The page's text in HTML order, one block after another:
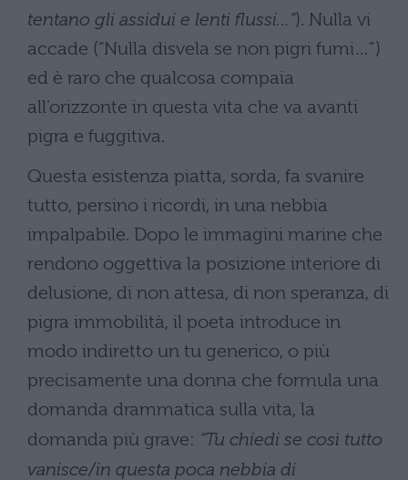
tentano gli assidui e lenti flussi…”). Nulla vi
accade (“Nulla disvela se non pigri fumi…”)
ed è raro che qualcosa compaia
all’orizzonte in questa vita che va avanti
pigra e fuggitiva.
Questa esistenza piatta, sorda, fa svanire
tutto, persino i ricordi, in una nebbia
impalpabile. Dopo le immagini marine che
rendono oggettiva la posizione interiore di
delusione, di non attesa, di non speranza, di
pigra immobilità, il poeta introduce in
modo indiretto un tu generico, o più
precisamente una donna che formula una
domanda drammatica sulla vita, la
domanda più grave: “Tu chiedi se così tutto
vanisce/in questa poca nebbia di